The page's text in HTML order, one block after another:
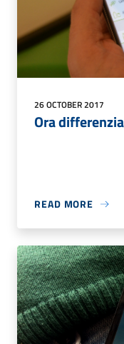
26 OCTOBER 2017
Ora
READ MORE